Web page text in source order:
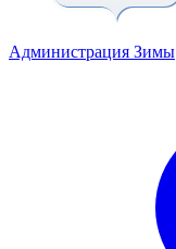
Администрация Зимы